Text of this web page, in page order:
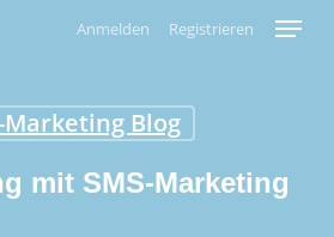
Anmelden Registrieren Menu
Marketing Blog
mit SMS-Marketing